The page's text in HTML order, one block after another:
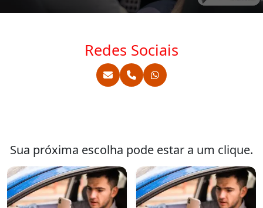
Redes Sociais
Sua próxima escolha pode estar a um clique.